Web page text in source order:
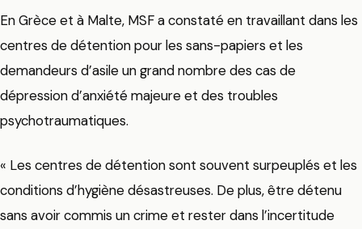
En Grèce et à Malte, MSF a constaté en travaillant dans les
centres de détention pour les sans-papiers et les
demandeurs d’asile un grand nombre des cas de
dépression d’anxiété majeure et des troubles
psychotraumatiques.
« Les centres de détention sont souvent surpeuplés et les
conditions d’hygiène désastreuses. De plus, être détenu
sans avoir commis un crime et rester dans l’incertitude